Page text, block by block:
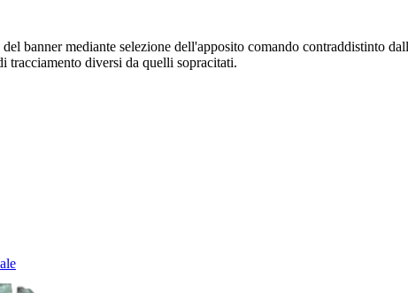
banner mediante selezione dell'apposito comando contraddistinto
tracciamento diversi da quelli sopracitati.